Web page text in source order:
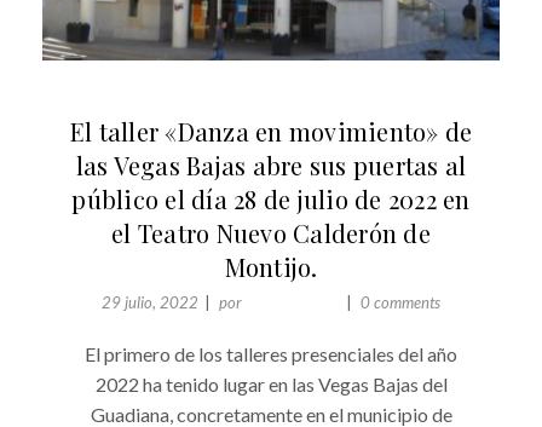
El taller «Danza en movimiento» de
las Vegas Bajas abre sus puertas al
público el día 28 de julio de 2022 en
el Teatro Nuevo Calderón de
Montijo.
29 julio, 2022 por 0 comments
El primero de los talleres presenciales del año
2022 ha tenido lugar en las Vegas Bajas del
Guadiana, concretamente en el municipio de